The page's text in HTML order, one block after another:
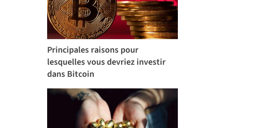
Principales raisons pour
lesquelles vous devriez investir
dans Bitcoin